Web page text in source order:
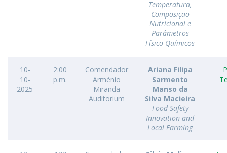
Temperatura,
Composição
Nutricional e
Parâmetros
Físico-Químicos
10-
10-
2025
2:00
p.m.
Comendador
Arménio
Miranda
Auditorium
Ariana Filipa
Sarmento
Manso da
Silva Macieira
Food Safety
Innovation and
Local Farming